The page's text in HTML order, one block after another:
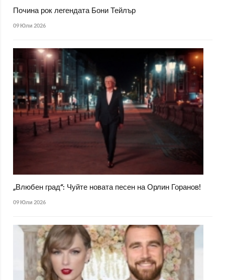
Почина рок легендата Бони Тейлър
09 Юли 2026
„Влюбен град“: Чуйте новата песен на Орлин Горанов!
09 Юли 2026